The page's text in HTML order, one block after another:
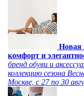
Новая
комфорт и
бренд обуви и
коллекцию сезона
Москве, с 27 по 30